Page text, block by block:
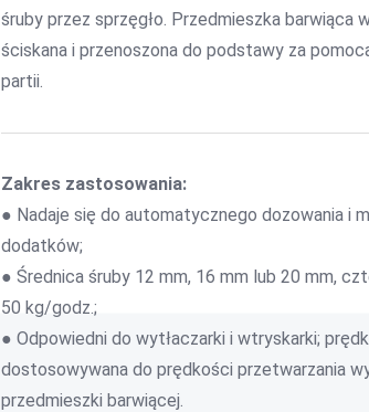
śruby przez sprzęgło. Przedmieszka barwiąca
ściskana i przenoszona do podstawy za
partii.
Zakres zastosowania:
● Nadaje się do automatycznego dozowania i
dodatków;
● Średnica śruby 12 mm, 16 mm lub 20 mm,
50 kg/godz.;
● Odpowiedni do wytłaczarki i wtryskarki;
dostosowywana do prędkości przetwarzania
przedmieszki barwiącej.